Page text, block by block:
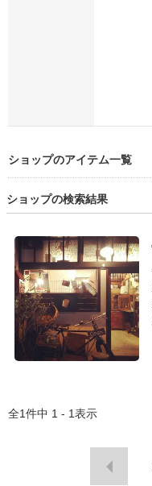
ショップのアイテム一覧
ショップの検索結果
全1件中 1 - 1表示